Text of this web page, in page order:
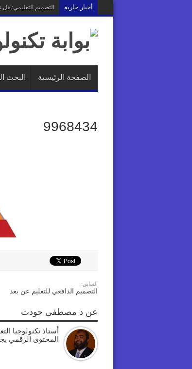
أخبار جارية التصميم التعليمي:
الصفحة الرئيسية البحث
9968434
السابق:
التصميم الدافعي للتعليم عن بعد
عن د مصطفى جودت
أستاذ تكنولوجيا
المحتوى الرقمي